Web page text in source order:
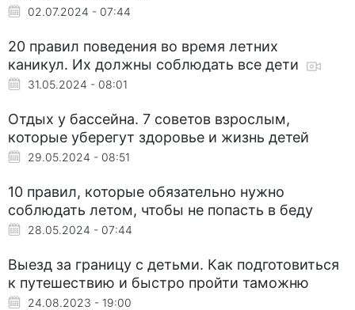
02.07.2024 - 07:44
20 правил поведения во время летних
каникул. Их должны соблюдать все дети
31.05.2024 - 08:01
Отдых у бассейна. 7 советов взрослым,
которые уберегут здоровье и жизнь детей
29.05.2024 - 08:51
10 правил, которые обязательно нужно
соблюдать летом, чтобы не попасть в беду
28.05.2024 - 07:44
Выезд за границу с детьми. Как подготовиться
к путешествию и быстро пройти таможню
24.08.2023 - 19:00